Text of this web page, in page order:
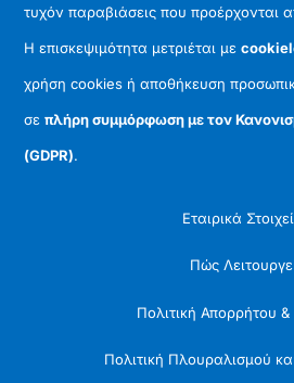
τυχόν παραβιάσεις που προέρχονται
Η επισκεψιμότητα μετριέται με
χρήση cookies ή αποθήκευση
σεπλήρη συμμόρφωση με τον
(GDPR).
Εταιρικά
Πώς
Πολιτική Απορρήτου
Πολιτική Πλουραλισμού